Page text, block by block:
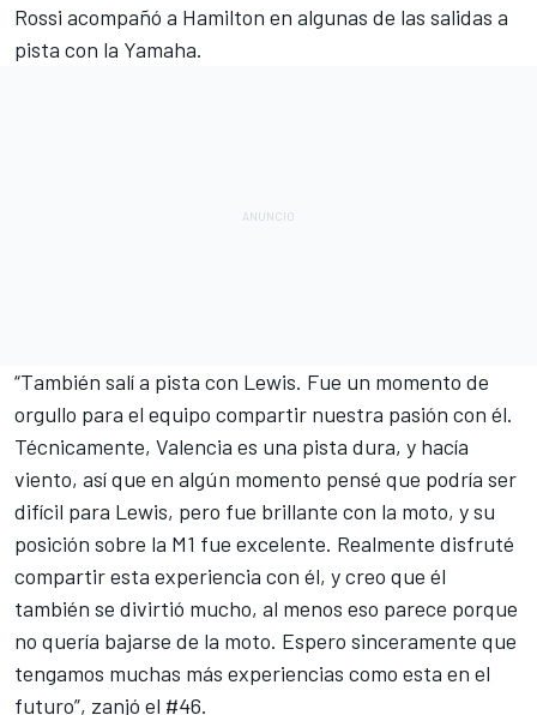
Rossi acompañó a Hamilton en algunas de las salidas a
pista con la Yamaha.
“También salí a pista con Lewis. Fue un momento de
orgullo para el equipo compartir nuestra pasión con él.
Técnicamente, Valencia es una pista dura, y hacía
viento, así que en algún momento pensé que podría ser
difícil para Lewis, pero fue brillante con la moto, y su
posición sobre la M1 fue excelente. Realmente disfruté
compartir esta experiencia con él, y creo que él
también se divirtió mucho, al menos eso parece porque
no quería bajarse de la moto. Espero sinceramente que
tengamos muchas más experiencias como esta en el
futuro”, zanjó el #46.